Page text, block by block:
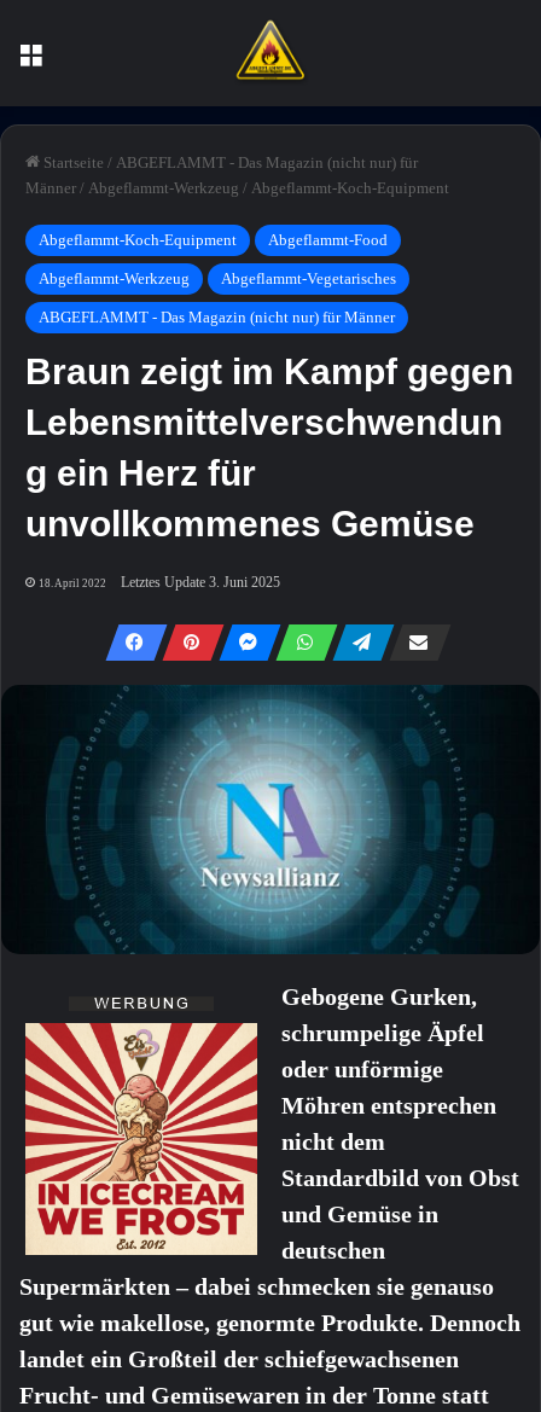
Startseite / ABGEFLAMMT - Das Magazin (nicht nur) für
Männer / Abgeflammt-Werkzeug / Abgeflammt-Koch-Equipment
Abgeflammt-Koch-Equipment Abgeflammt-Food
Abgeflammt-Werkzeug Abgeflammt-Vegetarisches
ABGEFLAMMT - Das Magazin (nicht nur) für Männer
Braun zeigt im Kampf gegen
Lebensmittelverschwendun
g ein Herz für
unvollkommenes Gemüse
18. April 2022 Letztes Update 3. Juni 2025
Gebogene Gurken,
schrumpelige Äpfel
oder unförmige
Möhren entsprechen
nicht dem
Standardbild von Obst
und Gemüse in
deutschen
Supermärkten – dabei schmecken sie genauso
gut wie makellose, genormte Produkte. Dennoch
landet ein Großteil der schiefgewachsenen
Frucht- und Gemüsewaren in der Tonne statt